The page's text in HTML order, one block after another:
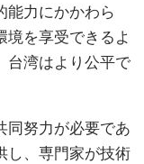
能力にかかわら
境を享受できるよ
台湾はより公平で
同努力が必要であ
し、専門家が技術